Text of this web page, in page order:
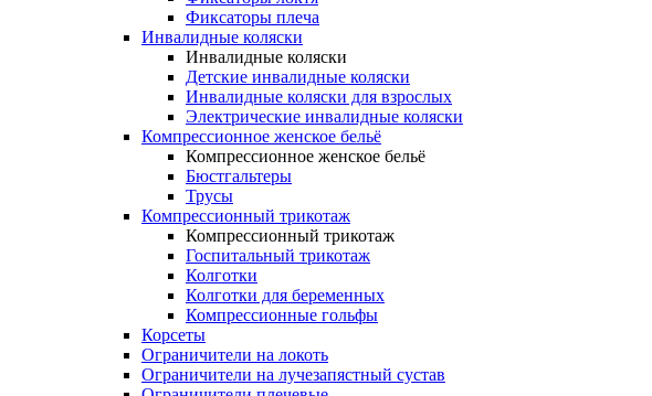
Фиксаторы плеча
Инвалидные коляски
Инвалидные коляски
Детские инвалидные коляски
Инвалидные коляски для взрослых
Электрические инвалидные коляски
Компрессионное женское бельё
Компрессионное женское бельё
Бюстгальтеры
Трусы
Компрессионный трикотаж
Компрессионный трикотаж
Госпитальный трикотаж
Колготки
Колготки для беременных
Компрессионные гольфы
Корсеты
Ограничители на локоть
Ограничители на лучезапястный сустав